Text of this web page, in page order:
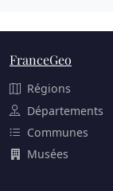
FranceGeo
Régions
Départements
Communes
Musées